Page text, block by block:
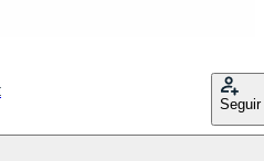
Seguir